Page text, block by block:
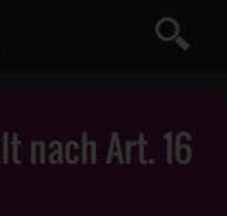
nach Art. 16